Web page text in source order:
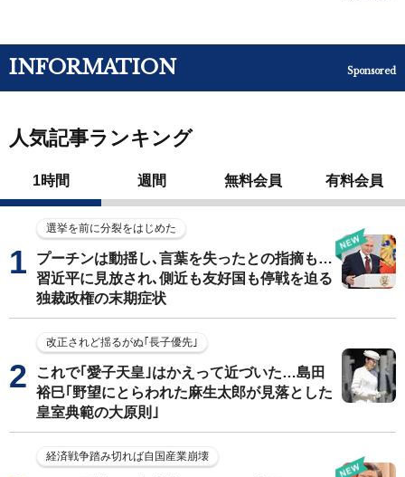
INFORMATION Sponsored
人気記事ランキング
1時間 週間 無料会員 有料会員
選挙を前に分裂をはじめた
プーチンは動揺し､言葉を失ったとの指摘も…
習近平に見放され､側近も友好国も停戦を迫る
独裁政権の末期症状
改正されど揺るがぬ｢長子優先｣
これで｢愛子天皇｣はかえって近づいた…島田
裕巳｢野望にとらわれた麻生太郎が見落とした
皇室典範の大原則｣
経済戦争踏み切れば自国産業崩壊